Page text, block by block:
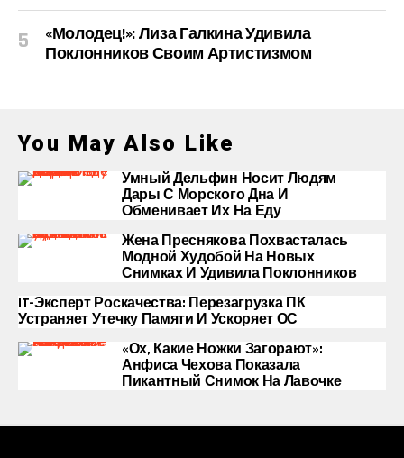
«Молодец!»: Лиза Галкина Удивила
Поклонников Своим Артистизмом
You May Also Like
Умный Дельфин Носит Людям
Дары С Морского Дна И
Обменивает Их На Еду
Жена Преснякова Похвасталась
Модной Худобой На Новых
Снимках И Удивила Поклонников
IT-Эксперт Роскачества: Перезагрузка ПК
Устраняет Утечку Памяти И Ускоряет ОС
«Ох, Какие Ножки Загорают»:
Анфиса Чехова Показала
Пикантный Снимок На Лавочке